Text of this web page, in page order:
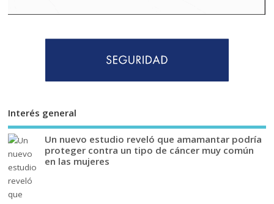
Interés general
Un nuevo estudio reveló que amamantar podría
proteger contra un tipo de cáncer muy común
en las mujeres